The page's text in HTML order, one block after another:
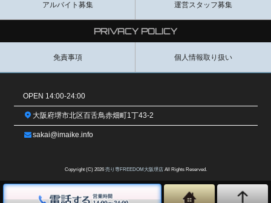
串カツ食べたり、スマホゲームガチャ回したり、、
ケイジくんは激レアキャラ引けなかったけれどね。
また来月よろしくです。(K様)
とても可愛らしく、友達感覚で遊べました。
プレイもバックウケを希望しましたがとても良く、楽しませてもら
うございました。(S様)
半年ぶりくらいのサロン今池でケイジくんでしたが一緒に焼肉行っ
緊張感が伝わるほど、まだ不慣れな感じが逆にとてもキュートでた
まらなかったです。
だけど内心は興味津々なようで,打ち解けてからのけいじくんは、ま
アルバイト募集 運営スタッフ募集
PRIVACY POLICY
免責事項 個人情報取り扱い
OPEN 14:00-24:00
大阪府堺市北区百舌鳥赤畑町1丁43-2
sakai@imaike.info
Copyright (C) 2026 売り専FREEDOM大阪堺店All Rights Reserved.